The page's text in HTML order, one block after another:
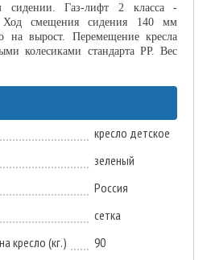
сидении. Газ-лифт 2 класса -
Ход смещения сидения 140 мм
на вырост. Перемещение кресла
колесиками стандарта PP. Вес
кресло детское
зеленый
Россия
сетка
кресло (кг.)
90